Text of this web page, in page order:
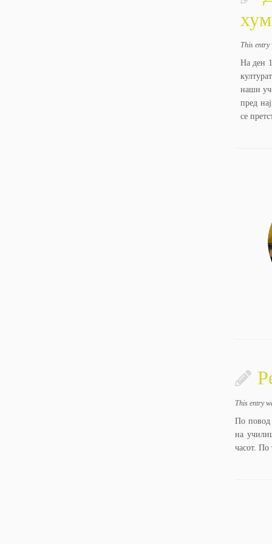
This entry
На ден
наши
пред
се
This entry
По повод
на
часот.